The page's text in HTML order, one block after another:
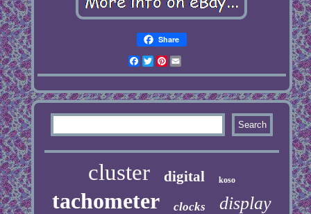
Share
Facebook
TwitterPinterest
cluster digital koso
tachometer clocks display